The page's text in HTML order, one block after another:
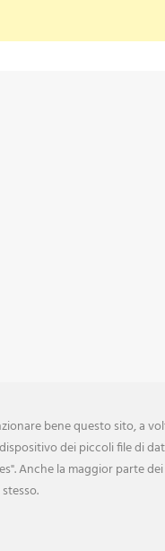
bene questo sito, a
dei piccoli file di
Anche la maggior parte dei